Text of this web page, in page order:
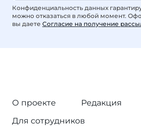
Конфиденциальность данных
можно отказаться в любой момент.
вы даете Согласие на получение
О проекте
Редакция
Для сотрудников